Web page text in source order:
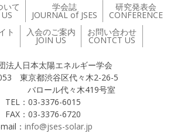
いて 学会誌
JOURNAL of JSES
研究発表会
CONFERENCE
ト
入会のご案内
JOIN US
お問い合わせ
CONTCT US
法人日本太陽エネルギー学会
東京都渋谷区代々木2-26-5
ル代々木419号室
TEL：03-3376-6015
FAX：03-3376-6720
： info@jses-solar.jp